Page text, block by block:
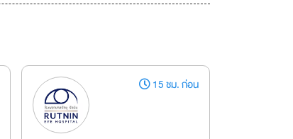
15 ชม. ก่อน